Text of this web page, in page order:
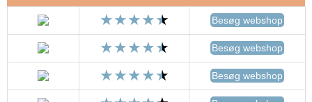
Besøg webshop
Besøg webshop
Besøg webshop